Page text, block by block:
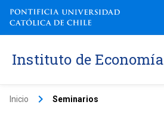
Instituto de Economía
Inicio keyboard_arrow_right Seminarios